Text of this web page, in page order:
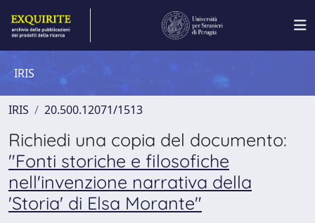
IRIS
IRIS 20.500.12071/1513
Richiedi una copia del documento:
"Fonti storiche e filosofiche
nell'invenzione narrativa della
'Storia' di Elsa Morante"